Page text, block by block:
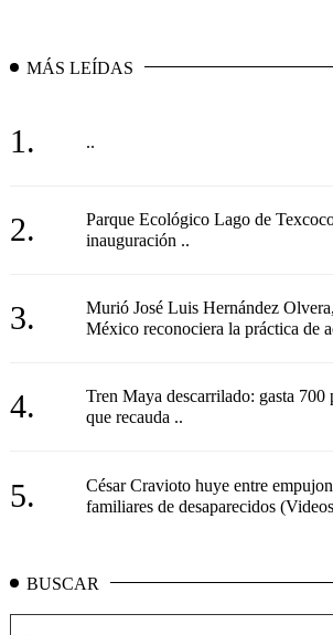
MÁS LEÍDAS
1. ..
2.
Parque Ecológico Lago de
inauguración ..
3.
Murió José Luis Hernández
México reconociera la práctica de
4.
Tren Maya descarrilado: gasta 700
que recauda ..
5.
César Cravioto huye entre
familiares de desaparecidos
BUSCAR